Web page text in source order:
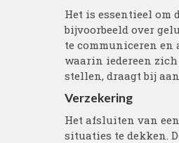
Het is essentieel om
bijvoorbeeld over
te communiceren en
waarin iedereen
stellen, draagt bij
Verzekering
Het afsluiten van
situaties te dekken.